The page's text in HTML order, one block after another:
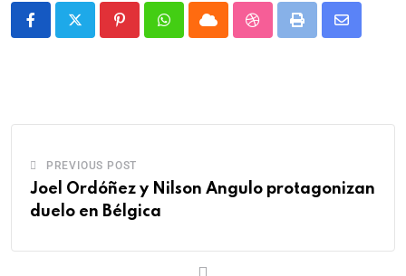
PREVIOUS POST
Joel Ordóñez y Nilson Angulo protagonizan
duelo en Bélgica